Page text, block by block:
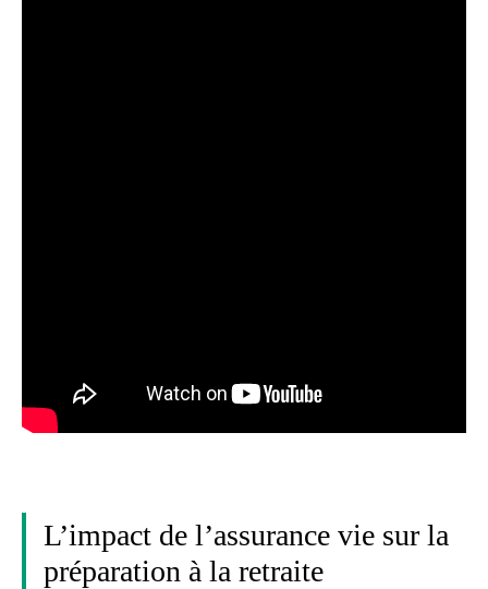
L’impact de l’assurance vie sur la
préparation à la retraite